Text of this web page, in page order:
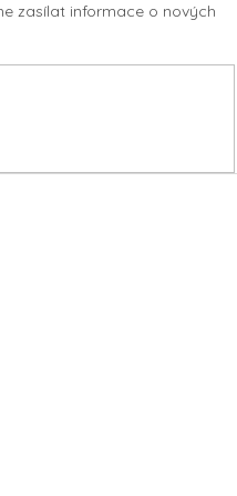
zasílat informace o nových